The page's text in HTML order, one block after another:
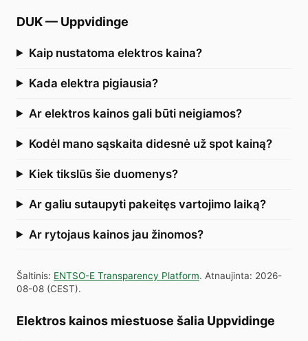
DUK— Uppvidinge
Kaip nustatoma elektros kaina?
Kada elektra pigiausia?
Ar elektros kainos gali būti neigiamos?
Kodėl mano sąskaita didesnė už spot kainą?
Kiek tikslūs šie duomenys?
Ar galiu sutaupyti pakeitęs vartojimo laiką?
Ar rytojaus kainos jau žinomos?
Šaltinis: ENTSO-E Transparency Platform. Atnaujinta: 2026-
08-08 (CEST).
Elektros kainos miestuose šalia Uppvidinge